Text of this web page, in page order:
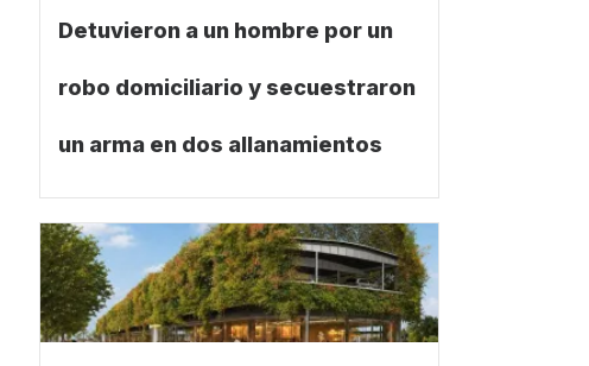
Detuvieron a un hombre por un
robo domiciliario y secuestraron
un arma en dos allanamientos